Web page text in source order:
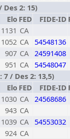
Des 2: 15)
Elo FED FIDE-ID
1131 CA
1052 CA
54548136
907 CA 24591408
951 CA
54548047
7 / Des 2: 13,5)
Elo FED FIDE-ID
1030 CA 24568686
943 CA
1039 CA
54553032
924 CA